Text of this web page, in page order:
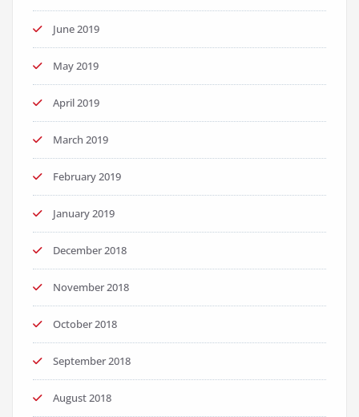
June 2019
May 2019
April 2019
March 2019
February 2019
January 2019
December 2018
November 2018
October 2018
September 2018
August 2018